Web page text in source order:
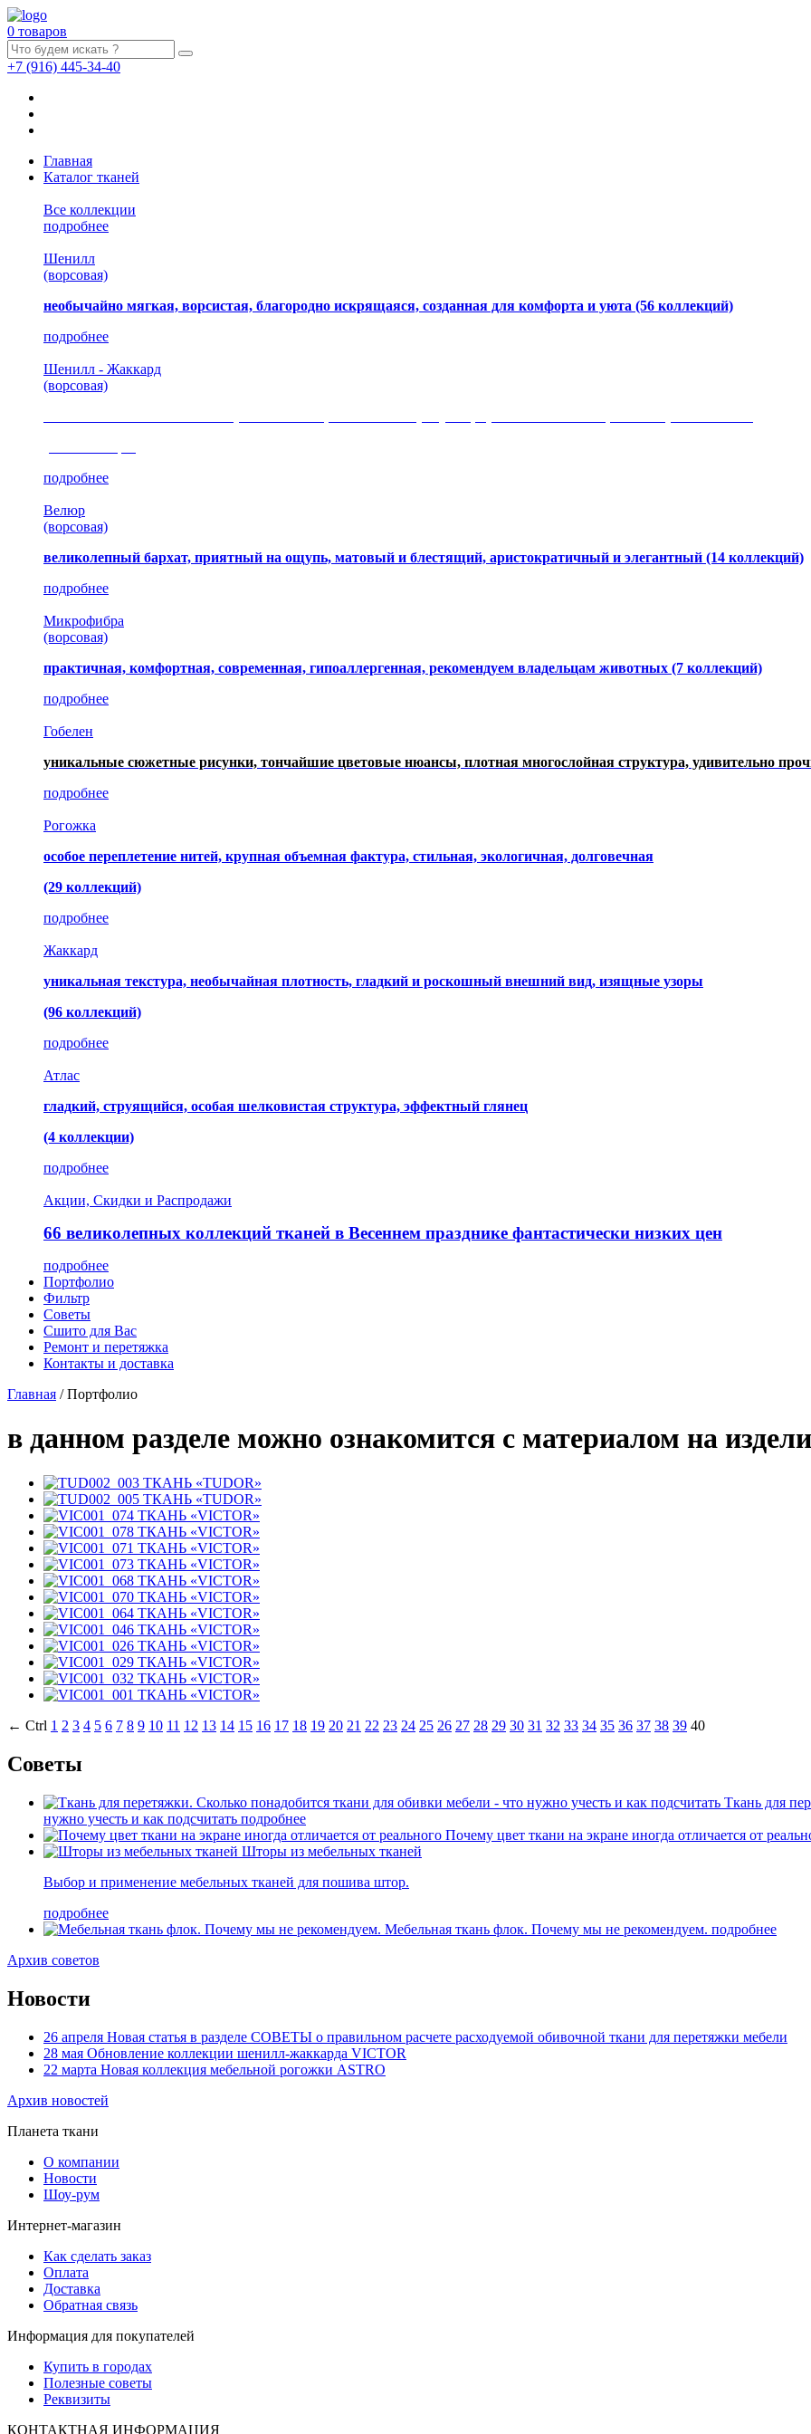
0 товаров
+7 (916) 445-34-40
Главная
Каталог тканей
Все коллекции
подробнее
Шенилл
(ворсовая)
необычайно мягкая, ворсистая, благородно искрящаяся, созданная для комфорта и уюта (56 коллекций)
подробнее
Шенилл - Жаккард
(ворсовая)
подробнее
Велюр
(ворсовая)
великолепный бархат, приятный на ощупь, матовый и блестящий, аристократичный и элегантный (14 коллекций)
подробнее
Микрофибра
(ворсовая)
практичная, комфортная, современная, гипоаллергенная, рекомендуем владельцам животных (7 коллекций)
подробнее
Гобелен
уникальные сюжетные рисунки, тончайшие цветовые нюансы, плотная многослойная структура, удивительно
подробнее
Рогожка
особое переплетение нитей, крупная объемная фактура, стильная, экологичная, долговечная
(29 коллекций)
подробнее
Жаккард
уникальная текстура, необычайная плотность, гладкий и роскошный внешний вид, изящные узоры
(96 коллекций)
подробнее
Атлас
гладкий, струящийся, особая шелковистая структура, эффектный глянец
(4 коллекции)
подробнее
Акции, Скидки и Распродажи
66 великолепных коллекций тканей в Весеннем празднике фантастически низких цен
подробнее
Портфолио
Фильтр
Советы
Сшито для Вас
Ремонт и перетяжка
Контакты и доставка
Главная / Портфолио
в данном разделе можно ознакомится с материалом на
ТКАНЬ «TUDOR»
ТКАНЬ «TUDOR»
ТКАНЬ «VICTOR»
ТКАНЬ «VICTOR»
ТКАНЬ «VICTOR»
ТКАНЬ «VICTOR»
ТКАНЬ «VICTOR»
ТКАНЬ «VICTOR»
ТКАНЬ «VICTOR»
ТКАНЬ «VICTOR»
ТКАНЬ «VICTOR»
ТКАНЬ «VICTOR»
ТКАНЬ «VICTOR»
ТКАНЬ «VICTOR»
← Ctrl 1 2 3 4 5 6 7 8 9 10 11 12 13 14 15 16 17 18 19 20 21 22 23 24 25 26 27 28 29 30 31 32 33 34 35 36 37 38 39 40
Советы
Ткань для
нужно учесть и как подсчитать подробнее
Почему цвет ткани на экране иногда отличается от
Шторы из мебельных тканей
Выбор и применение мебельных тканей для пошива штор.
подробнее
Мебельная ткань флок. Почему мы не рекомендуем. подробнее
Архив советов
Новости
26 апреля Новая статья в разделе СОВЕТЫ о правильном расчете расходуемой обивочной ткани для перетяжки мебели
28 мая Обновление коллекции шенилл-жаккарда VICTOR
22 марта Новая коллекция мебельной рогожки ASTRO
Архив новостей
Планета ткани
О компании
Новости
Шоу-рум
Интернет-магазин
Как сделать заказ
Оплата
Доставка
Обратная связь
Информация для покупателей
Купить в городах
Полезные советы
Реквизиты
КОНТАКТНАЯ ИНФОРМАЦИЯ